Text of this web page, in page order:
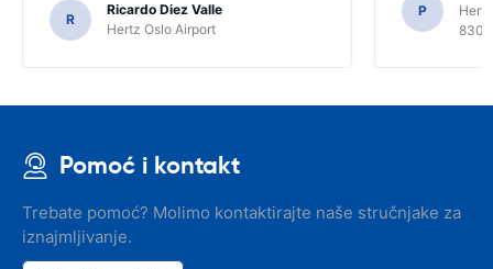
R
Ricardo Diez Valle
Hertz Oslo Airport
P
8300
Pomoć i kontakt
Trebate pomoć? Molimo kontaktirajte naše stručnjake za
iznajmljivanje.